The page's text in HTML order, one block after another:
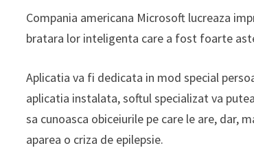
Compania americana Microsoft lucreaza
bratara lor inteligenta care a fost foarte
Aplicatia va fi dedicata in mod special
aplicatia instalata, softul specializat va
sa cunoasca obiceiurile pe care le are, dar,
aparea o criza de epilepsie.